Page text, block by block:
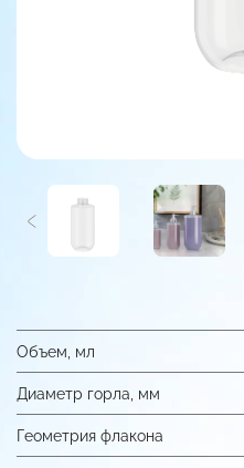
Объем, мл
Диаметр горла, мм
Геометрия флакона